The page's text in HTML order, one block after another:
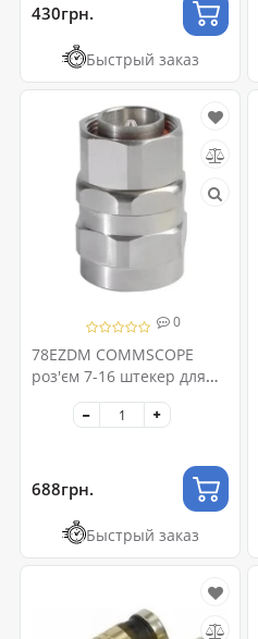
430грн.
Быстрый заказ
0
78EZDM COMMSCOPE
роз'єм 7-16 штекер для
фидера 7/8'' AVA5-50FX
688грн.
Быстрый заказ